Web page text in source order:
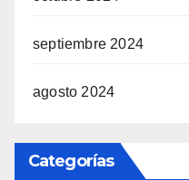
septiembre 2024
agosto 2024
Categorías